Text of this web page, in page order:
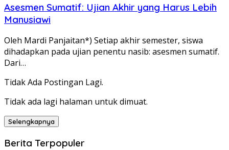
Asesmen Sumatif: Ujian Akhir yang Harus Lebih
Manusiawi
Oleh Mardi Panjaitan*) Setiap akhir semester, siswa
dihadapkan pada ujian penentu nasib: asesmen sumatif.
Dari…
Tidak Ada Postingan Lagi.
Tidak ada lagi halaman untuk dimuat.
Selengkapnya
Berita Terpopuler